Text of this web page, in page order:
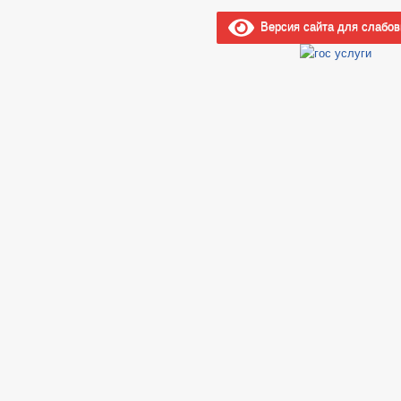
Версия сайта для